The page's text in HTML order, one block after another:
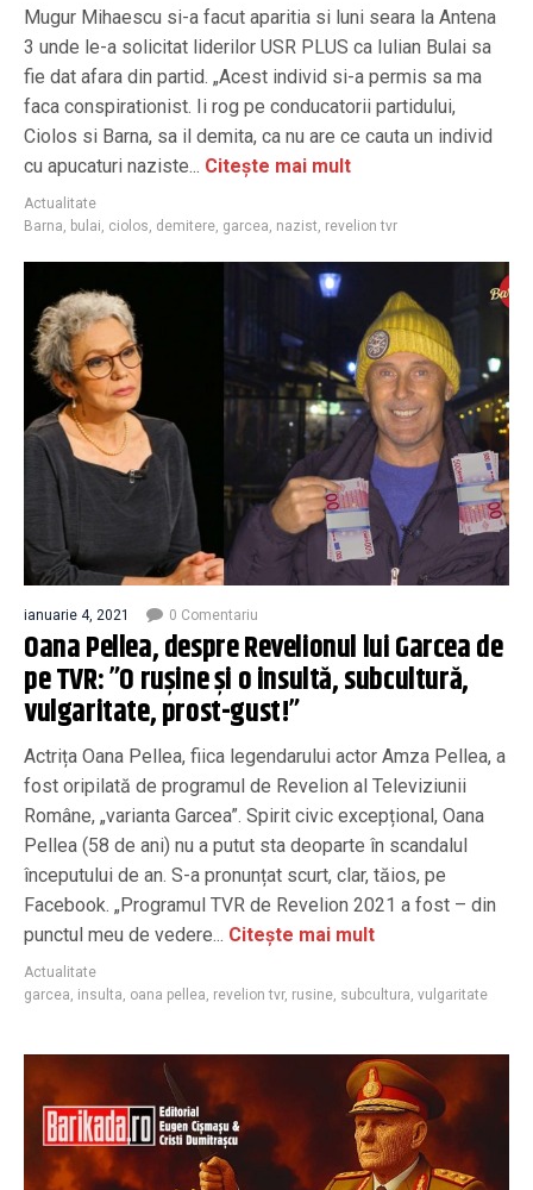
Mugur Mihaescu si-a facut aparitia si luni seara la Antena
3 unde le-a solicitat liderilor USR PLUS ca Iulian Bulai sa
fie dat afara din partid. „Acest individ si-a permis sa ma
faca conspirationist. Ii rog pe conducatorii partidului,
Ciolos si Barna, sa il demita, ca nu are ce cauta un individ
cu apucaturi naziste... Citește mai mult
Actualitate
Barna, bulai, ciolos, demitere, garcea, nazist, revelion tvr
ianuarie 4, 2021 0 Comentariu
Oana Pellea, despre Revelionul lui Garcea de
pe TVR: ”O rușine și o insultă, subcultură,
vulgaritate, prost-gust!”
Actrița Oana Pellea, fiica legendarului actor Amza Pellea, a
fost oripilată de programul de Revelion al Televiziunii
Române, „varianta Garcea”. Spirit civic excepțional, Oana
Pellea (58 de ani) nu a putut sta deoparte în scandalul
începutului de an. S-a pronunțat scurt, clar, tăios, pe
Facebook. „Programul TVR de Revelion 2021 a fost – din
punctul meu de vedere... Citește mai mult
Actualitate
garcea, insulta, oana pellea, revelion tvr, rusine, subcultura, vulgaritate